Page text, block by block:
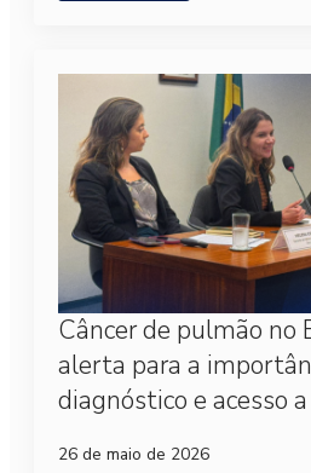
Câncer de pulmão no
alerta para a
diagnóstico e acesso
26 de maio de 2026